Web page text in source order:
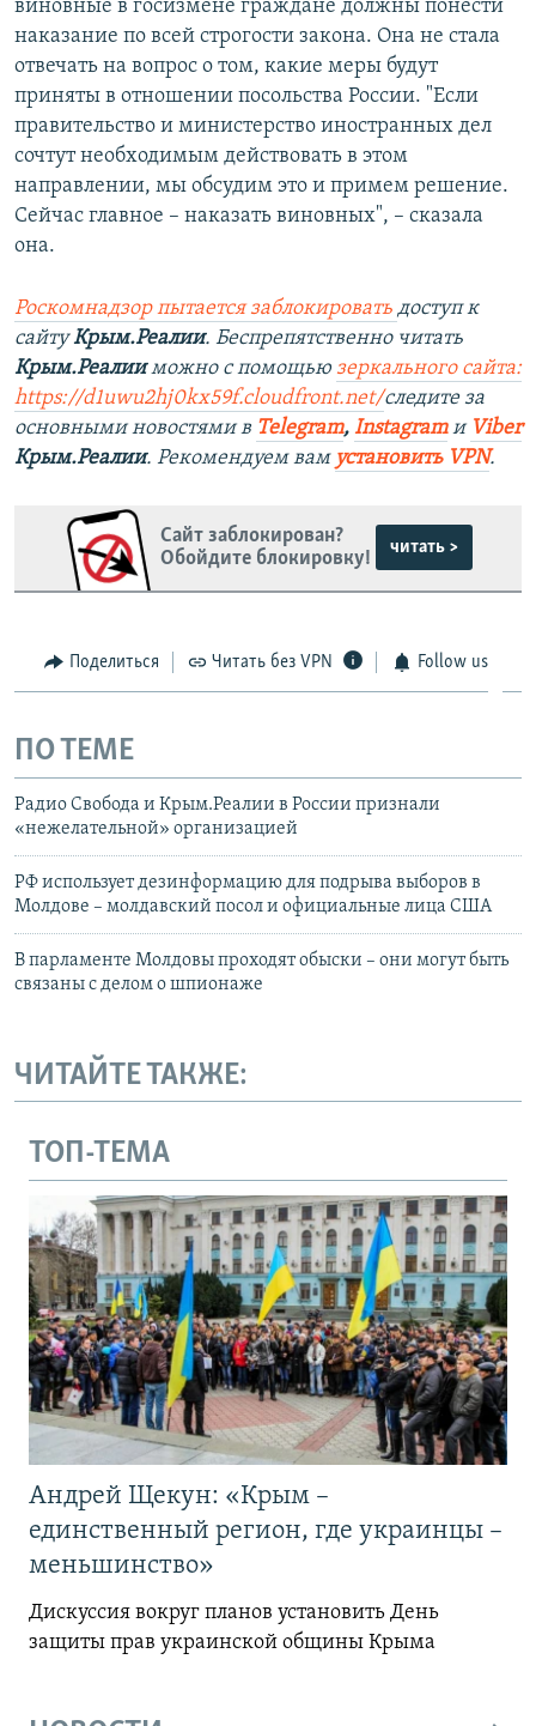
виновные в госизмене граждане должны понести
наказание по всей строгости закона. Она не стала
отвечать на вопрос о том, какие меры будут
приняты в отношении посольства России. "Если
правительство и министерство иностранных дел
сочтут необходимым действовать в этом
направлении, мы обсудим это и примем решение.
Сейчас главное – наказать виновных", – сказала
она.
Роскомнадзор пытается заблокировать доступ к
сайтуКрым.Реалии. Беспрепятственно читать
Крым.Реалииможно с помощью зеркального сайта:
https://d1uwu2hj0kx59f.cloudfront.net/следите за
основными новостями в Telegram, Instagramи Viber
Крым.Реалии. Рекомендуем вам установить VPN.
Сайт заблокирован?
Обойдите блокировку!
читать >
Поделиться Читать без VPN Follow us
ПО ТЕМЕ
Радио Свобода и Крым.Реалии в России признали
«нежелательной» организацией
РФ использует дезинформацию для подрыва выборов в
Молдове – молдавский посол и официальные лица США
В парламенте Молдовы проходят обыски – они могут быть
связаны с делом о шпионаже
ЧИТАЙТЕ ТАКЖЕ:
ТОП-ТЕМА
Андрей Щекун: «Крым –
единственный регион, где украинцы –
меньшинство»
Дискуссия вокруг планов установить День
защиты прав украинской общины Крыма